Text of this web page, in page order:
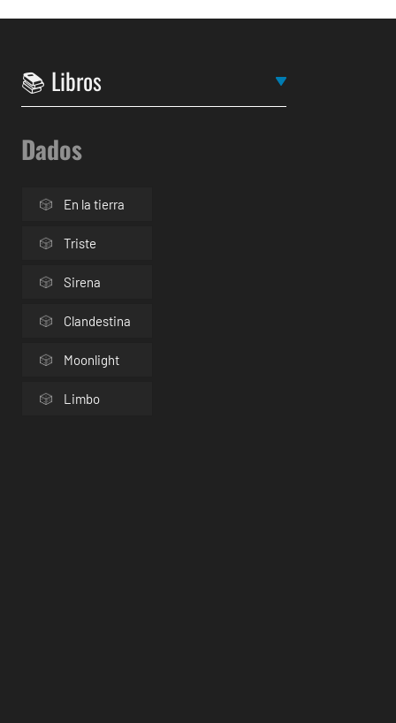
Dados
En la tierra
Triste
Sirena
Clandestina
Moonlight
Limbo